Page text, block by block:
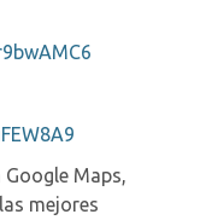
Maps,
mejores